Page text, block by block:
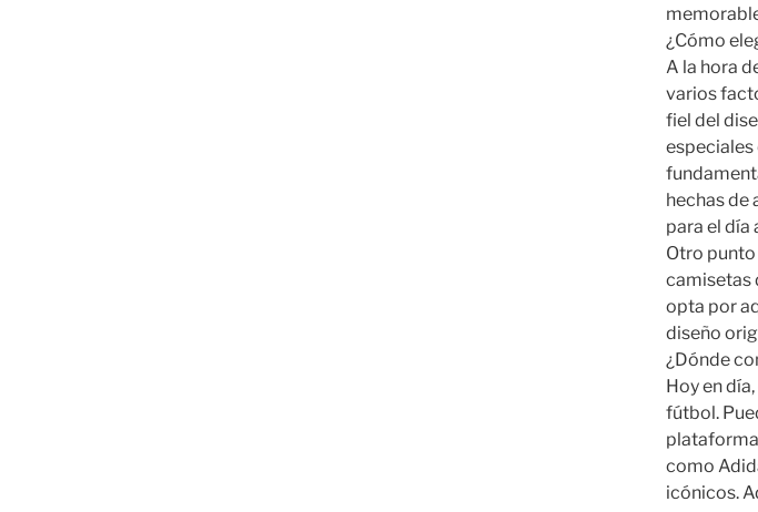
¿Cómo
A la hora
varios
fiel del
especiales
hechas de
para el día
Otro punto
camisetas
opta por
diseño
¿Dónde
Hoy en
fútbol.
como
icónicos.